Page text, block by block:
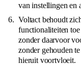
van instellingen en
Voltact behoudt
functionaliteiten
zonder daarvoor
zonder gehouden
hieruit voortvloeit.